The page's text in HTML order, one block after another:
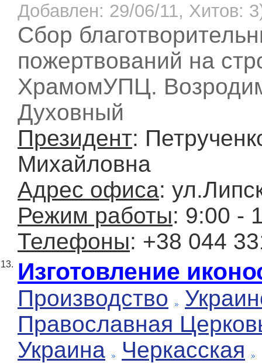
Добавлен: 29/06/11, Хитов:
Сбор
пожертвований на
ХрамомУПЦ.
Духовный
Президент:
Михайловна
Адрес офиса:
Режим работы: 9:00 -
Телефоны: +38 044
13. Изготовление
Производство
Православная
Украина
Черкасская